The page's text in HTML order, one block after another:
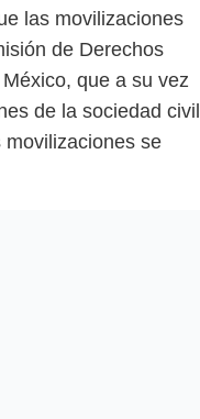
las movilizaciones
de Derechos
que a su vez
de la sociedad civil
se